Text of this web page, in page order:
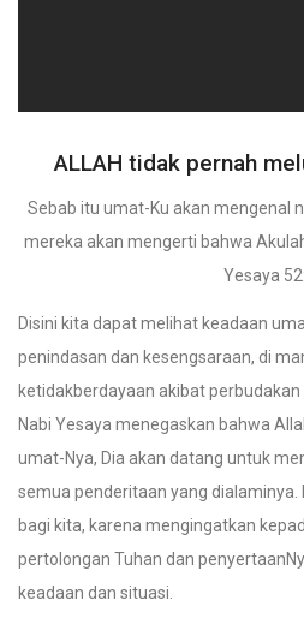
ALLAH tidak pernah
Sebab itu umat-Ku akan mengenal
mereka akan mengerti bahwa
Yesaya
Disini kita dapat melihat keadaan
penindasan dan kesengsaraan, di
ketidakberdayaan akibat perbudakan
Nabi Yesaya menegaskan bahwa
umat-Nya, Dia akan datang untuk
semua penderitaan yang dialaminya.
bagi kita, karena mengingatkan
pertolongan Tuhan dan
keadaan dan situasi.